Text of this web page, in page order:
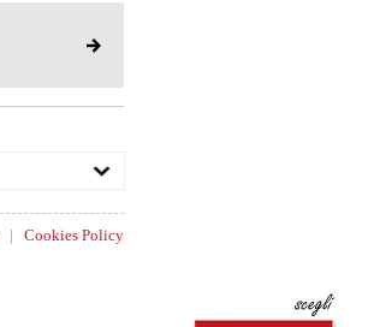
| Cookies Policy